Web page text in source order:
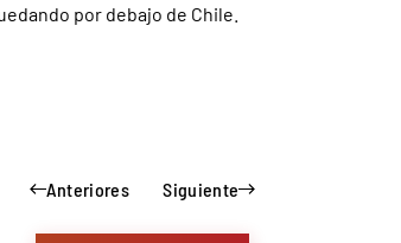
por debajo de Chile.
Anteriores Siguiente